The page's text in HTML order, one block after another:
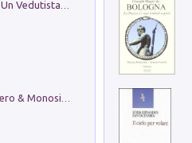
Pietro Bellotti Detto Canaletty. Un Vedutista Veneziano nella Francia dell'Ancien Régime